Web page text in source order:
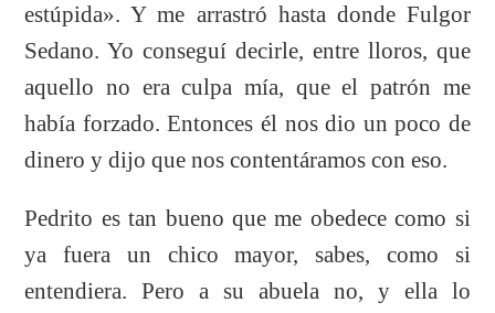
estúpida». Y me arrastró hasta donde Fulgor
Sedano. Yo conseguí decirle, entre lloros, que
aquello no era culpa mía, que el patrón me
había forzado. Entonces él nos dio un poco de
dinero y dijo que nos contentáramos con eso.
Pedrito es tan bueno que me obedece como si
ya fuera un chico mayor, sabes, como si
entendiera. Pero a su abuela no, y ella lo